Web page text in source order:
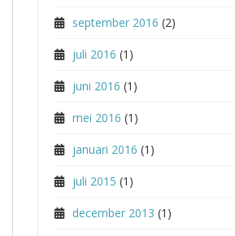
september 2016 (2)
juli 2016 (1)
juni 2016 (1)
mei 2016 (1)
januari 2016 (1)
juli 2015 (1)
december 2013 (1)